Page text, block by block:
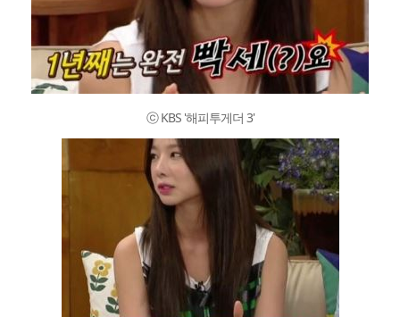
ⓒ KBS '해피투게더 3'